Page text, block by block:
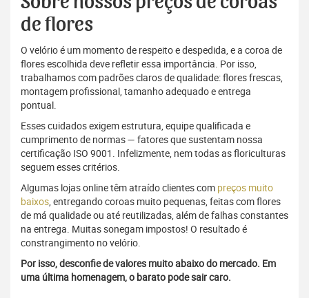
de flores
O velório é um momento de respeito e despedida, e a coroa de
flores escolhida deve refletir essa importância. Por isso,
trabalhamos com padrões claros de qualidade: flores frescas,
montagem profissional, tamanho adequado e entrega
pontual.
Esses cuidados exigem estrutura, equipe qualificada e
cumprimento de normas — fatores que sustentam nossa
certificação ISO 9001. Infelizmente, nem todas as floriculturas
seguem esses critérios.
Algumas lojas online têm atraído clientes com preços muito
baixos, entregando coroas muito pequenas, feitas com flores
de má qualidade ou até reutilizadas, além de falhas constantes
na entrega. Muitas sonegam impostos! O resultado é
constrangimento no velório.
Por isso, desconfie de valores muito abaixo do mercado. Em
uma última homenagem, o barato pode sair caro.